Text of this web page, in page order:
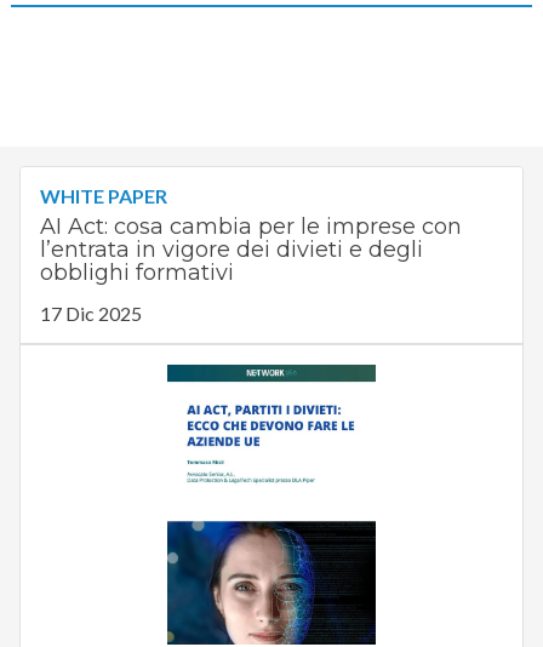
WHITE PAPER
AI Act: cosa cambia per le imprese con
l’entrata in vigore dei divieti e degli
obblighi formativi
17 Dic 2025